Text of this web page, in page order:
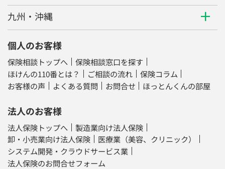
九州・沖縄
個人のお客様
保険相談トップへ
保険相談窓口を探す
ほけんの110番とは？
ご相談の流れ
保険コラム
お客様の声
よくある質問 お問合せ ほっとんくんの部屋
法人のお客様
法人保険トップへ
製造業向け法人保険
卸・小売業向け法人保険
医療業（美容、クリニック）
システム開発・クラウドサービス業
法人保険のお問合せフォーム